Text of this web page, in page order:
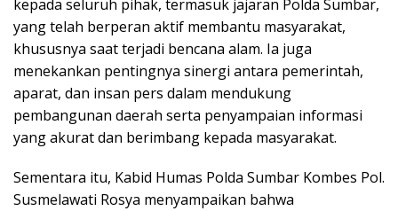
kepada seluruh pihak, termasuk jajaran Polda Sumbar,
yang telah berperan aktif membantu masyarakat,
khususnya saat terjadi bencana alam. Ia juga
menekankan pentingnya sinergi antara pemerintah,
aparat, dan insan pers dalam mendukung
pembangunan daerah serta penyampaian informasi
yang akurat dan berimbang kepada masyarakat.
Sementara itu, Kabid Humas Polda Sumbar Kombes Pol.
Susmelawati Rosya menyampaikan bahwa